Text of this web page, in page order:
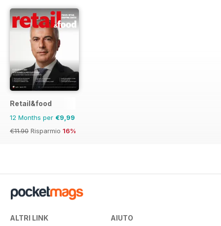
Retail&food
12 Months per €9,99
€11.90 Risparmio 16%
ALTRI LINK AIUTO